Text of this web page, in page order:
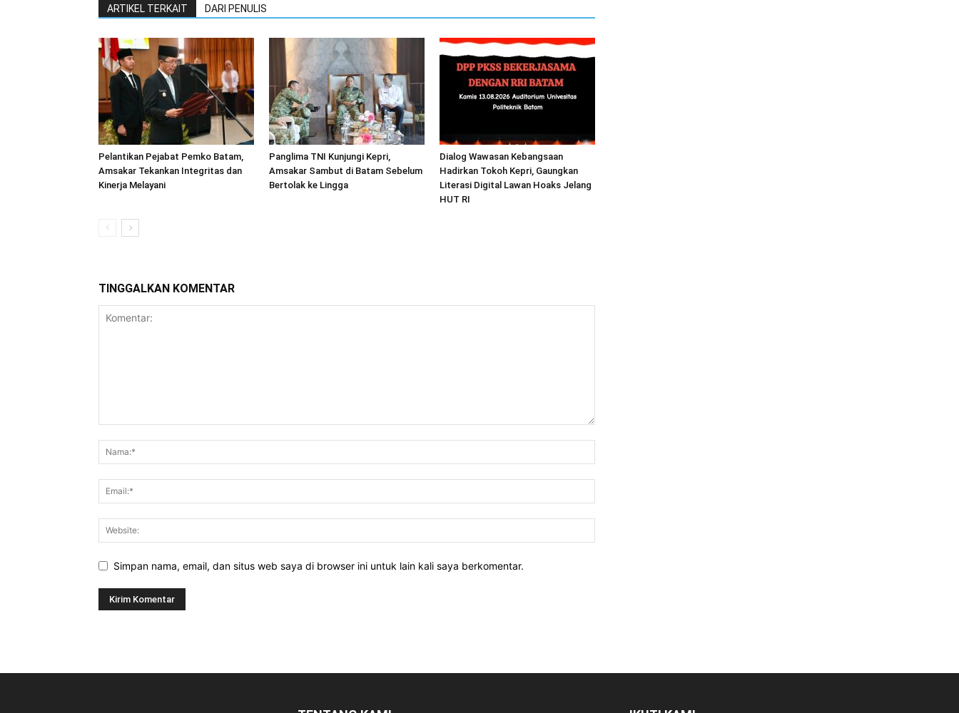
ARTIKEL TERKAIT DARI PENULIS
Pelantikan Pejabat Pemko Batam,
Amsakar Tekankan Integritas dan
Kinerja Melayani
Panglima TNI Kunjungi Kepri,
Amsakar Sambut di Batam Sebelum
Bertolak ke Lingga
Dialog Wawasan Kebangsaan
Hadirkan Tokoh Kepri, Gaungkan
Literasi Digital Lawan Hoaks Jelang
HUT RI
TINGGALKAN KOMENTAR
Simpan nama, email, dan situs web saya di browser ini untuk lain kali saya berkomentar.